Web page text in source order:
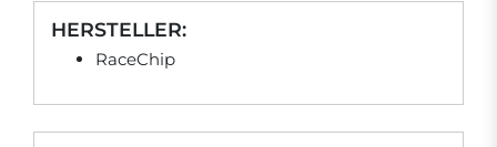
HERSTELLER:
RaceChip